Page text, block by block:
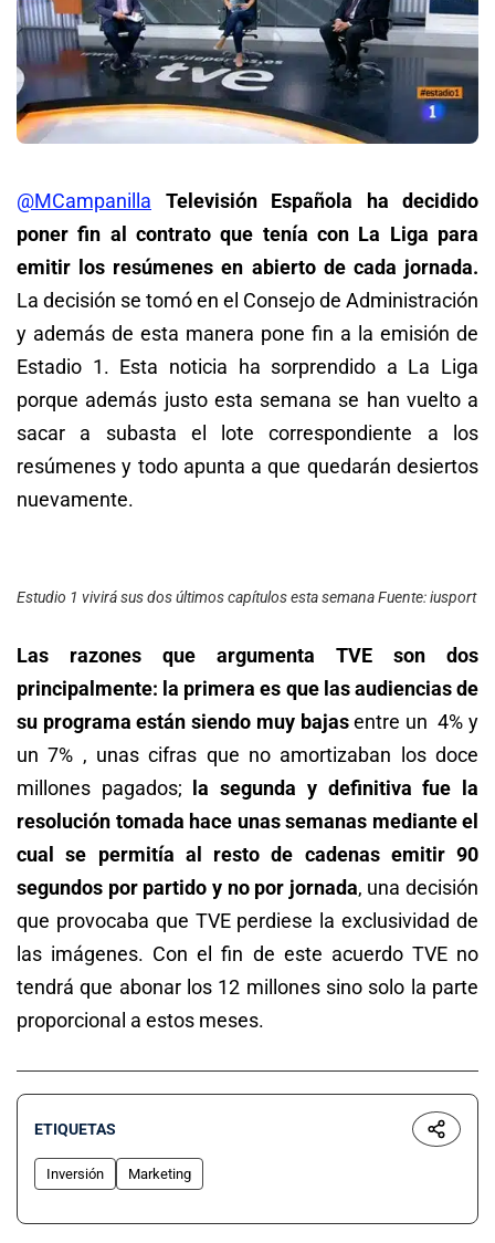
@MCampanilla
Televisión Española ha decidido
poner fin al contrato que tenía con La Liga para
emitir los resúmenes en abierto de cada jornada.
La decisión se tomó en el Consejo de Administración
y además de esta manera pone fin a la emisión de
Estadio 1. Esta noticia ha sorprendido a La Liga
porque además justo esta semana se han vuelto a
sacar a subasta el lote correspondiente a los
resúmenes y todo apunta a que quedarán desiertos
nuevamente.
Estudio 1 vivirá sus dos últimos capítulos esta semana Fuente: iusport
Las razones que argumenta TVE son dos
principalmente: la primera es que las audiencias de
su programa están siendo muy bajasentre un 4% y
un 7% , unas cifras que no amortizaban los doce
millones pagados; la segunda y definitiva fue la
resolución tomada hace unas semanas mediante el
cual se permitía al resto de cadenas emitir 90
segundos por partido y no por jornada, una decisión
que provocaba que TVE perdiese la exclusividad de
las imágenes. Con el fin de este acuerdo TVE no
tendrá que abonar los 12 millones sino solo la parte
proporcional a estos meses.
ETIQUETAS
Inversión Marketing